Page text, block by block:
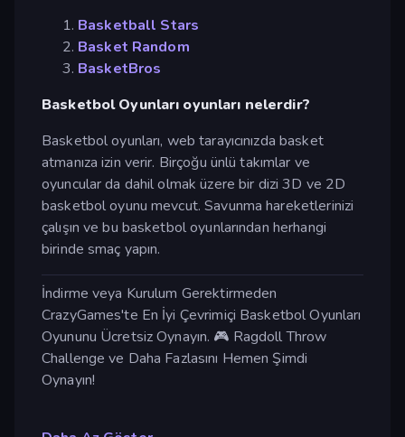
Basketball Stars
Basket Random
BasketBros
Basketbol Oyunları oyunları nelerdir?
Basketbol oyunları, web tarayıcınızda basket
atmanıza izin verir. Birçoğu ünlü takımlar ve
oyuncular da dahil olmak üzere bir dizi 3D ve 2D
basketbol oyunu mevcut. Savunma hareketlerinizi
çalışın ve bu basketbol oyunlarından herhangi
birinde smaç yapın.
İndirme veya Kurulum Gerektirmeden
CrazyGames'te En İyi Çevrimiçi Basketbol Oyunları
Oyununu Ücretsiz Oynayın. 🎮 Ragdoll Throw
Challenge ve Daha Fazlasını Hemen Şimdi
Oynayın!